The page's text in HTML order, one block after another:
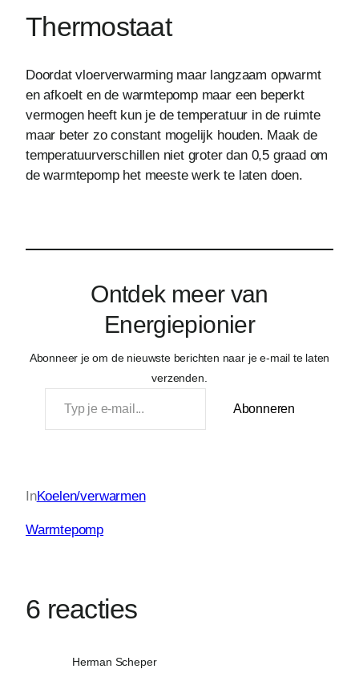
Thermostaat
Doordat vloerverwarming maar langzaam opwarmt
en afkoelt en de warmtepomp maar een beperkt
vermogen heeft kun je de temperatuur in de ruimte
maar beter zo constant mogelijk houden. Maak de
temperatuurverschillen niet groter dan 0,5 graad om
de warmtepomp het meeste werk te laten doen.
Ontdek meer van
Energiepionier
Abonneer je om de nieuwste berichten naar je e-mail te laten
verzenden.
Typ je e-mail…
Abonneren
InKoelen/verwarmen
Warmtepomp
6 reacties
Herman Scheper